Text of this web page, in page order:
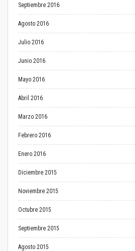
Septiembre 2016
Agosto 2016
Julio 2016
Junio 2016
Mayo 2016
Abril 2016
Marzo 2016
Febrero 2016
Enero 2016
Diciembre 2015
Noviembre 2015
Octubre 2015
Septiembre 2015
Agosto 2015